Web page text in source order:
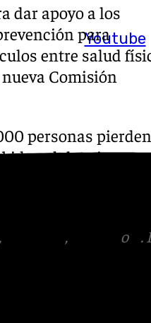
Youtube
dar apoyo a los
para
entre salud
Comisión
personas pierden
a dolencias
de miles» cuyo
, , o
.